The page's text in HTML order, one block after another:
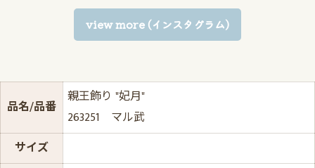
view more (インスタグラム)
品名/品番
親王飾り "妃月"
263251 マル武
サイズ